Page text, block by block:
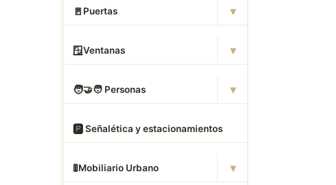
🚪 Puertas ▾
🪟Ventanas ▾
🧑‍🤝‍🧑 Personas ▾
🅿️ Señalética y estacionamientos
🚦Mobiliario Urbano ▾